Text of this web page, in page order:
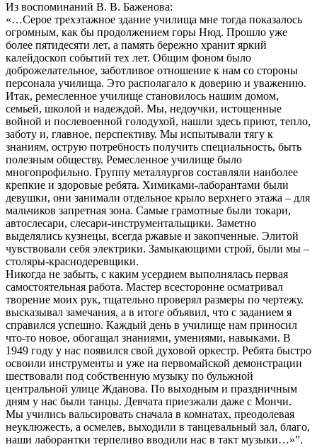
Из воспоминаний В. В. Баженова:
«…Серое трехэтажное здание училища мне тогда показалось
огромным, как бы продолжением горы Нюд. Прошло уже
более пятидесяти лет, а память бережно хранит яркий
калейдоскоп событий тех лет. Общим фоном было
доброжелательное, заботливое отношение к нам со стороны
персонала училища. Это располагало к доверию и уважению.
Итак, ремесленное училище становилось нашим домом,
семьей, школой и надеждой. Мы, недоучки, истощенные
войной и послевоенной голодухой, нашли здесь приют, тепло,
заботу и, главное, перспективу. Мы испытывали тягу к
знаниям, острую потребность получить специальность, быть
полезным обществу. Ремесленное училище было
многопрофильно. Группу металлургов составляли наиболее
крепкие и здоровые ребята. Химиками-лаборантами были
девушки, они занимали отдельное крыло верхнего этажа – для
мальчиков запретная зона. Самые грамотные были токари,
автослесари, слесари-инструментальщики. Заметно
выделялись кузнецы, всегда ржавые и закопченные. Элитой
чувствовали себя электрики. Замыкающими строй, были мы –
столяры-краснодеревщики.
Никогда не забыть, с каким усердием выполнялась первая
самостоятельная работа. Мастер всесторонне осматривал
творение моих рук, тщательно проверял размеры по чертежу.
высказывал замечания, а в итоге объявил, что с заданием я
справился успешно. Каждый день в училище нам приносил
что-то новое, обогащал знаниями, умениями, навыками. В
1949 году у нас появился свой духовой оркестр. Ребята быстро
освоили инструменты и уже на первомайской демонстрации
шествовали под собственную музыку по бульжной
центральной улице Жданова. По выходным и праздничным
дням у нас были танцы. Девчата приезжали даже с Мончи.
Мы учились вальсировать сначала в комнатах, преодолевая
неуклюжесть, а осмелев, выходили в танцевальный зал, благо,
наши лаборантки терпеливо вводили нас в такт музыки…»”.